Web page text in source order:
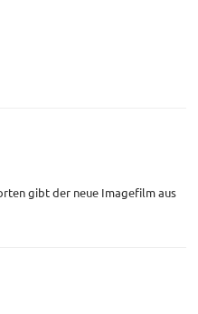
gibt der neue Imagefilm aus